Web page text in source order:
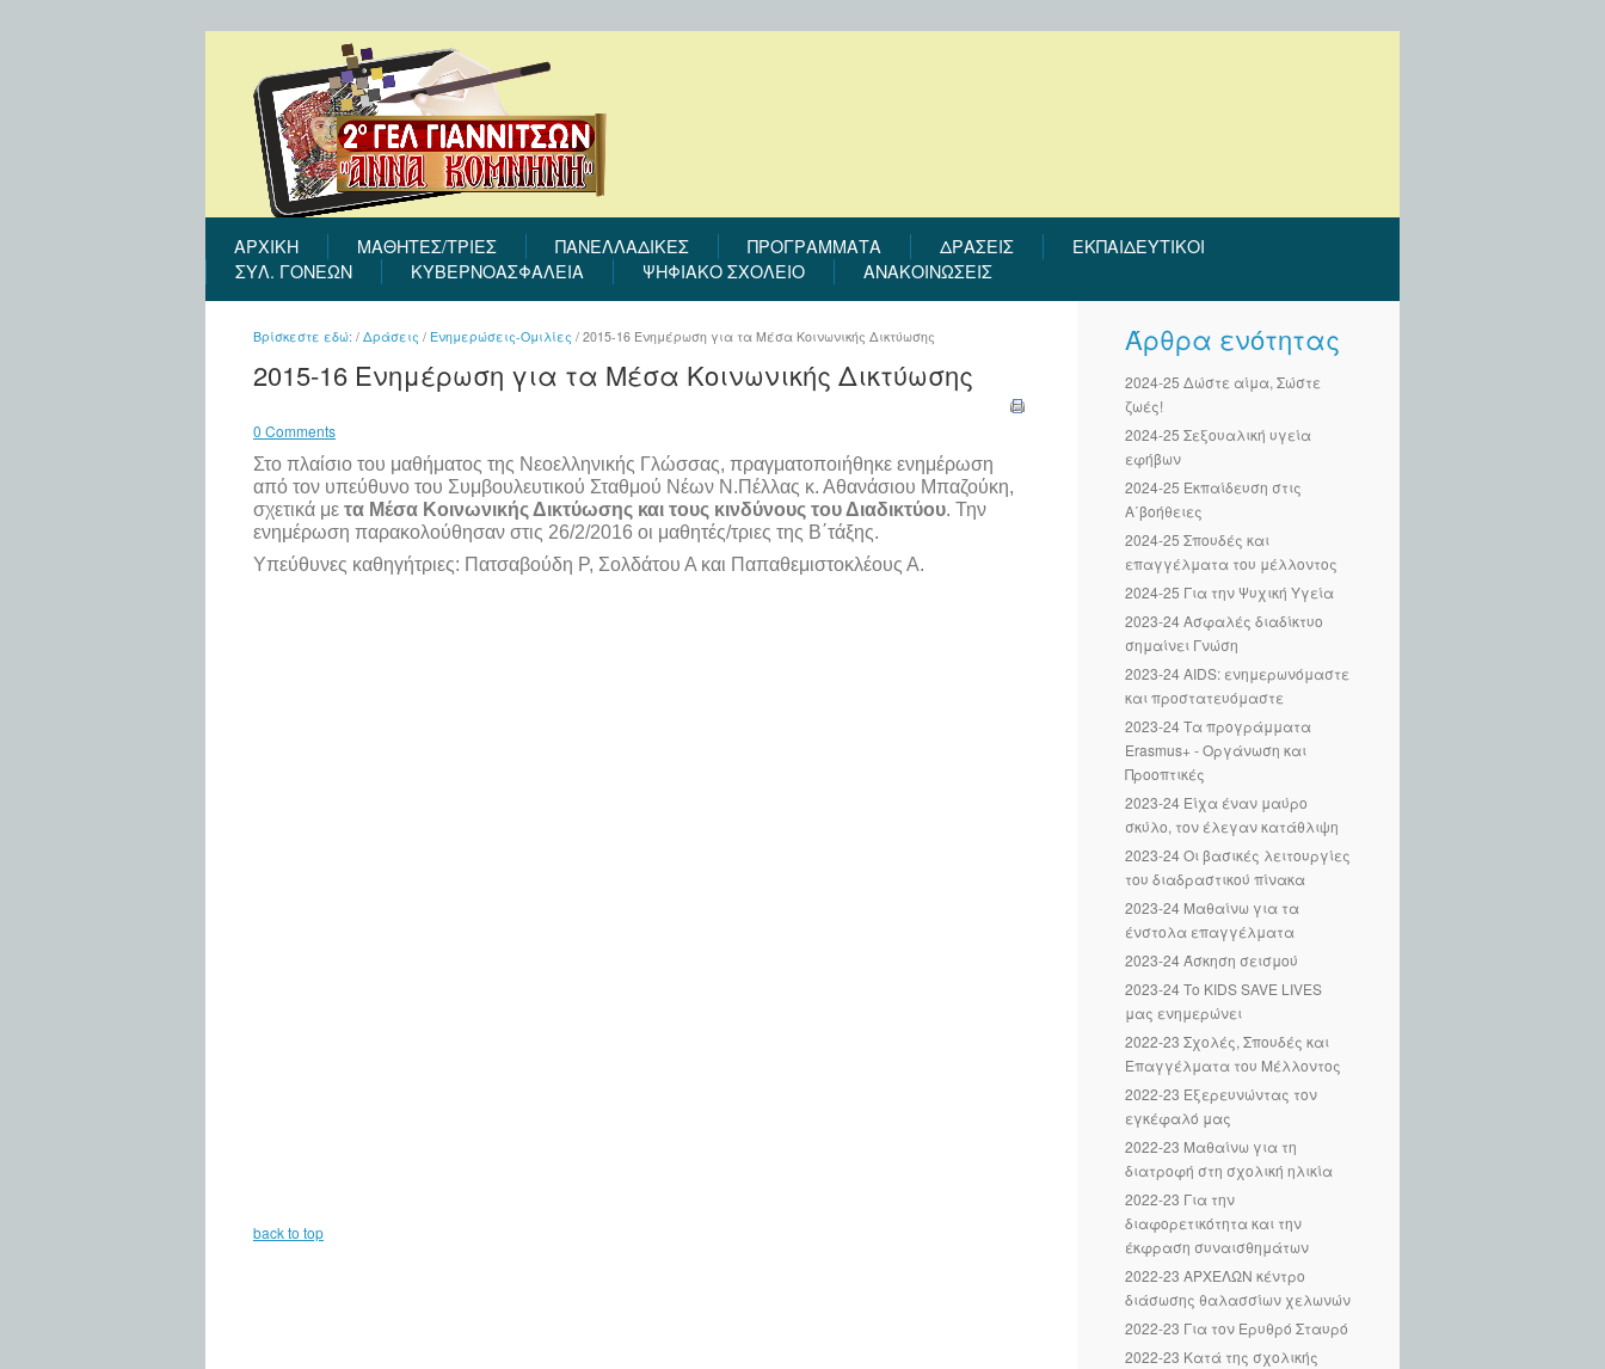
ΑΡΧΙΚΉ ΜΑΘΗΤΕΣ/ΤΡΙΕΣ ΠΑΝΕΛΛΑΔΙΚΕΣ ΠΡΟΓΡΆΜΜΑΤΑ ΔΡΆΣΕΙΣ
ΕΚΠΑΙΔΕΥΤΙΚΟΊ
ΣΎΛ. ΓΟΝΈΩΝ
ΚΥΒΕΡΝΟΑΣΦΑΛΕΙΑ ΨΗΦΙΑΚΟ ΣΧΟΛΕΙΟ ΑΝΑΚΟΙΝΩΣΕΙΣ
Βρίσκεστε εδώ: / Δράσεις / Ενημερώσεις-Ομιλίες / 2015-16 Ενημέρωση για τα Μέσα Κοινωνικής Δικτύωσης
2015-16 Ενημέρωση για τα Μέσα Κοινωνικής Δικτύωσης
0 Comments
Στο πλαίσιο του μαθήματος της Νεοελληνικής Γλώσσας, πραγματοποιήθηκε ενημέρωση
από τον υπεύθυνο του Συμβουλευτικού Σταθμού Νέων Ν.Πέλλας κ. Αθανάσιου Μπαζούκη,
σχετικά με τα Μέσα Κοινωνικής Δικτύωσης και τους κινδύνους του Διαδικτύου. Την
ενημέρωση παρακολούθησαν στις 26/2/2016 οι μαθητές/τριες της Β΄τάξης.
Υπεύθυνες καθηγήτριες: Πατσαβούδη Ρ, Σολδάτου Α και Παπαθεμιστοκλέους Α.
back to top
Άρθρα ενότητας
2024-25 Δώστε αίμα, Σώστε
ζωές!
2024-25 Σεξουαλική υγεία
εφήβων
2024-25 Εκπαίδευση στις
Α΄βοήθειες
2024-25 Σπουδές και
επαγγέλματα του μέλλοντος
2024-25 Για την Ψυχική Υγεία
2023-24 Ασφαλές διαδίκτυο
σημαίνει Γνώση
2023-24 AΙDS: ενημερωνόμαστε
και προστατευόμαστε
2023-24 Τα προγράμματα
Erasmus+ - Οργάνωση και
Προοπτικές
2023-24 Είχα έναν μαύρο
σκύλο, τον έλεγαν κατάθλιψη
2023-24 Οι βασικές λειτουργίες
του διαδραστικού πίνακα
2023-24 Μαθαίνω για τα
ένστολα επαγγέλματα
2023-24 Άσκηση σεισμού
2023-24 Το KIDS SAVE LIVES
μας ενημερώνει
2022-23 Σχολές, Σπουδές και
Επαγγέλματα του Μέλλοντος
2022-23 Εξερευνώντας τον
εγκέφαλό μας
2022-23 Μαθαίνω για τη
διατροφή στη σχολική ηλικία
2022-23 Για την
διαφορετικότητα και την
έκφραση συναισθημάτων
2022-23 ΑΡΧΕΛΩΝ κέντρο
διάσωσης θαλασσίων χελωνών
2022-23 Για τον Ερυθρό Σταυρό
2022-23 Κατά της σχολικής